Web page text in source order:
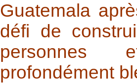
Guatemala
défi de
personnes
profondément